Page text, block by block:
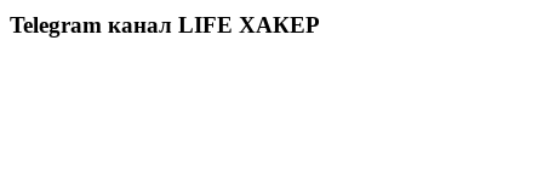
Telegram канал LIFE ХАКЕР